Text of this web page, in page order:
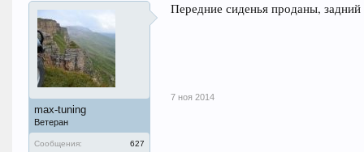
max-tuning
Ветеран
Сообщения:
627
Передние сиденья проданы, задний
7 ноя 2014